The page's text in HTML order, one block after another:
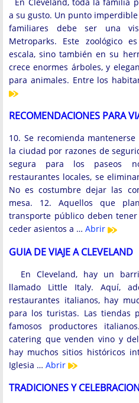
a su gusto. Un punto
familiares debe ser una
Metroparks. Este zoológico
escala, sino también en su
crece enormes árboles, y
para animales. Entre los
RECOMENDACIONES PARA
10. Se recomienda
la ciudad por razones de
segura para los paseos
restaurantes locales, se
No es costumbre dejar las
mesa. 12. Aquellos que
transporte público deben
ceder asientos a … Abrir
GUIA DE VIAJE A CLEVELAND
En Cleveland, hay un
llamado Little Italy. Aquí,
restaurantes italianos, hay
para los turistas. Las tiendas
famosos productores
catering que venden vino y
hay muchos sitios históricos
Iglesia … Abrir
TRADICIONES Y